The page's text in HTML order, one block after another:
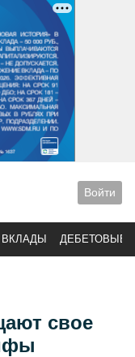
Войти
ВКЛАДЫ ДЕБЕТОВЫЕ
свое